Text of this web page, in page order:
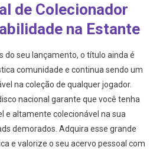
de Colecionador
na Estante
do seu lançamento, o título ainda é
comunidade e continua sendo um
na coleção de qualquer jogador.
nacional garante que você tenha
e altamente colecionável na sua
demorados. Adquira esse grande
e valorize o seu acervo pessoal com